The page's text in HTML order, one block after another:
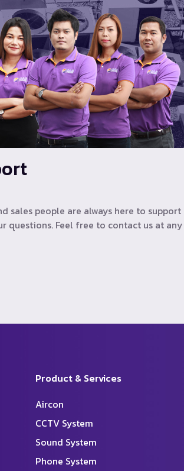
sales people are always here to support
questions. Feel free to contact us at any
Product & Services
Aircon
CCTV System
Sound System
Phone System